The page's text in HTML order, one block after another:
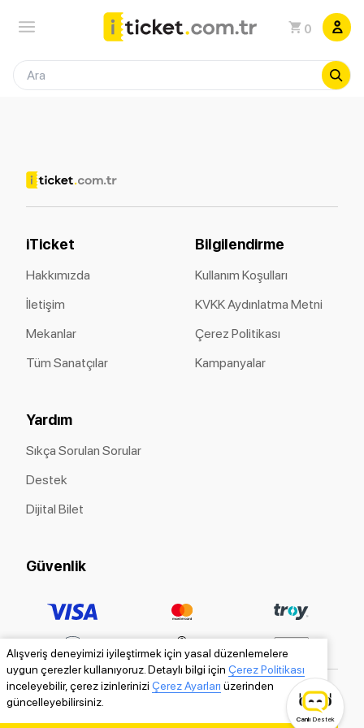
0
Alışveriş deneyimizi iyileştirmek için yasal düzenlemelere
uygun çerezler kullanıyoruz. Detaylı bilgi için Çerez Politikası
inceleyebilir, çerez izinlerinizi Çerez Ayarları üzerinden
güncelleyebilirsiniz.
iTicket
Hakkımızda
İletişim
Mekanlar
Tüm Sanatçılar
Bilgilendirme
Kullanım Koşulları
KVKK Aydınlatma Metni
Çerez Politikası
Kampanyalar
Yardım
Sıkça Sorulan Sorular
Destek
Dijital Bilet
Güvenlik
Canlı Destek